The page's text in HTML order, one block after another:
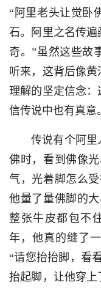
“阿里老头让觉卧
石。阿里之名传
奇。”虽然这些故
听来，这背后像
理解的坚定信念
信传说中也有真意。
传说有个阿里
佛时，看到佛像
气，光着脚怎么
他量了量佛脚的
整张牛皮都包不
年，他真的缝了
“请您抬抬脚，看
抬起脚，让他穿